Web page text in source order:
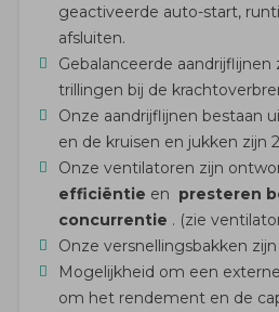
geactiveerde auto-start,
afsluiten.
Gebalanceerde
trillingen bij de
Onze aandrijflijnen bestaan
en de kruisen en jukken zijn
Onze ventilatoren zijn
efficiëntie en presteren
concurrentie . (zie
Onze versnellingsbakken
Mogelijkheid om een
om het rendement en de